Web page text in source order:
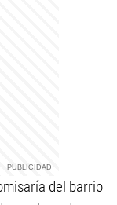
del barrio